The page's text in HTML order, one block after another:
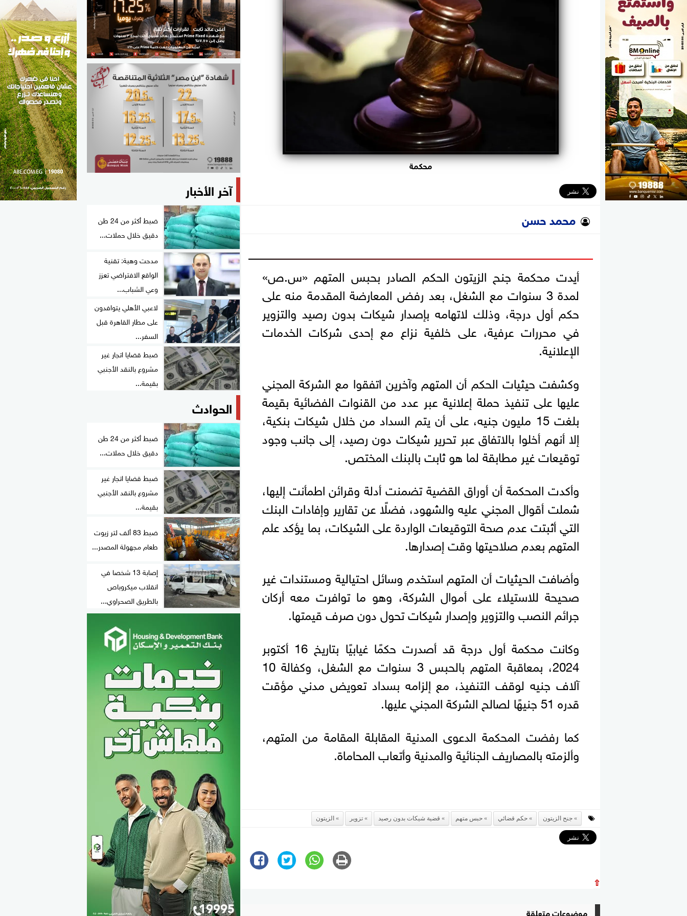
مواهب مصر
محكمة
محمد حسن
أيدت محكمة جنح الزيتون الحكم الصادر بحبس المتهم «س.ص»
لمدة 3 سنوات مع الشغل، بعد رفض المعارضة المقدمة منه على
حكم أول درجة، وذلك لاتهامه بإصدار شيكات بدون رصيد والتزوير
في محررات عرفية، على خلفية نزاع مع إحدى شركات الخدمات
الإعلانية.
وكشفت حيثيات الحكم أن المتهم وآخرين اتفقوا مع الشركة المجني
عليها على تنفيذ حملة إعلانية عبر عدد من القنوات الفضائية بقيمة
بلغت 15 مليون جنيه، على أن يتم السداد من خلال شيكات بنكية،
إلا أنهم أخلوا بالاتفاق عبر تحرير شيكات دون رصيد، إلى جانب وجود
توقيعات غير مطابقة لما هو ثابت بالبنك المختص.
وأكدت المحكمة أن أوراق القضية تضمنت أدلة وقرائن اطمأنت إليها،
شملت أقوال المجني عليه والشهود، فضلًا عن تقارير وإفادات البنك
التي أثبتت عدم صحة التوقيعات الواردة على الشيكات، بما يؤكد علم
المتهم بعدم صلاحيتها وقت إصدارها.
وأضافت الحيثيات أن المتهم استخدم وسائل احتيالية ومستندات غير
صحيحة للاستيلاء على أموال الشركة، وهو ما توافرت معه أركان
جرائم النصب والتزوير وإصدار شيكات تحول دون صرف قيمتها.
وكانت محكمة أول درجة قد أصدرت حكمًا غيابيًا بتاريخ 16 أكتوبر
2024، بمعاقبة المتهم بالحبس 3 سنوات مع الشغل، وكفالة 10
آلاف جنيه لوقف التنفيذ، مع إلزامه بسداد تعويض مدني مؤقت
قدره 51 جنيهًا لصالح الشركة المجني عليها.
كما رفضت المحكمة الدعوى المدنية المقابلة المقامة من المتهم،
وألزمته بالمصاريف الجنائية والمدنية وأتعاب المحاماة.
جنح الزيتون حكم قضائي حبس متهم قضية شيكات بدون رصيد تزوير الزيتون
⇧
موضوعات متعلقة
آخر الأخبار
ضبط أكثر من 24 طن
دقيق خلال حملات...
مدحت وهبة: تقنية
الواقع الافتراضي تعزز
وعي الشباب...
لاعبي الأهلي يتوافدون
على مطار القاهرة قبل
السفر...
ضبط قضايا اتجار غير
مشروع بالنقد الأجنبي
بقيمة...
الحوادث
ضبط أكثر من 24 طن
دقيق خلال حملات...
ضبط قضايا اتجار غير
مشروع بالنقد الأجنبي
بقيمة...
ضبط 83 ألف لتر زيوت
طعام مجهولة المصدر...
إصابة 13 شخصا في
انقلاب ميكروباص
بالطريق الصحراوي...